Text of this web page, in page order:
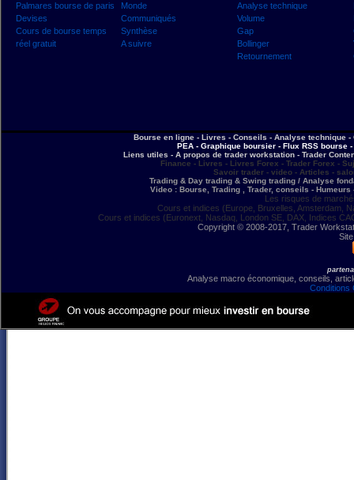
Palmares bourse de paris
Devises
Cours de bourse temps
réel gratuit
Monde
Communiqués
Synthèse
A suivre
Analyse technique
Volume
Gap
Bollinger
Retournement
Bourse en ligne - Livres - Conseils - Analyse technique
PEA - Graphique boursier - Flux RSS bourse
Liens utiles - A propos de trader workstation - Trader
Finance - Livres - Livres Forex - Trader Forex -
Savoir trader - video - Articles -
Trading & Day trading & Swing trading / Analyse
Video : Bourse, Trading , Trader, conseils -
Les risques de
Cours et indices (Europe, Bruxelles, Amsterdam,
Cours et indices (Euronext, Nasdaq, London SE, DAX, Indices
Copyright © 2008-2017, Trader
Analyse macro économique, conseils,
Conditions